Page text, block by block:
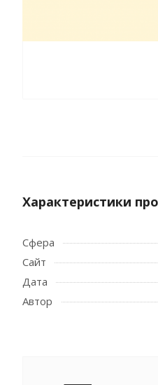
Характеристики
Сфера
Сайт
Дата
Автор